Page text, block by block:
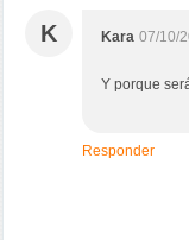
K Kara 07/10/
Y porque
Responder